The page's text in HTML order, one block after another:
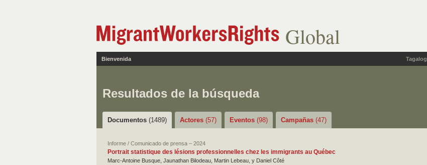
Global
Tagalog
Bienvenida
Resultados de la búsqueda
Documentos (1489) Actores (57) Eventos (98) Campañas (47)
Informe / Comunicado de prensa – 2024
Portrait statistique des lésions professionnelles chez les immigrants au Québec
Marc-Antoine Busque, Jaunathan Bilodeau, Martin Lebeau, y Daniel Côté